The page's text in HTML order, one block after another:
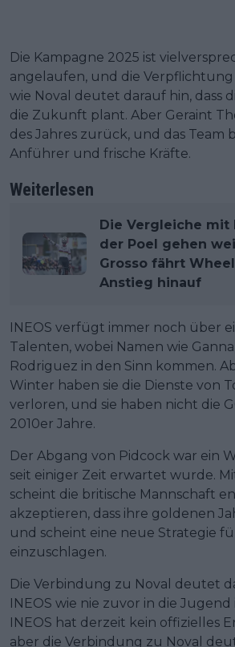
Die Kampagne 2025 ist
angelaufen, und die
wie Noval deutet darauf hin, dass
die Zukunft plant. Aber Geraint
des Jahres zurück, und das Team
Anführer und frische Kräfte.
Weiterlesen
Die Vergleiche mit
der Poel gehen
Grosso fährt
Anstieg hinauf
INEOS verfügt immer noch über
Talenten, wobei Namen wie
Rodriguez in den Sinn kommen.
Winter haben sie die Dienste von
verloren, und sie haben nicht die
2010er Jahre.
Der Abgang von Pidcock war ein
seit einiger Zeit erwartet wurde.
scheint die britische Mannschaft
akzeptieren, dass ihre goldenen
und scheint eine neue Strategie
einzuschlagen.
Die Verbindung zu Noval deutet
INEOS wie nie zuvor in die
INEOS hat derzeit kein offizielles
aber die Verbindung zu Noval